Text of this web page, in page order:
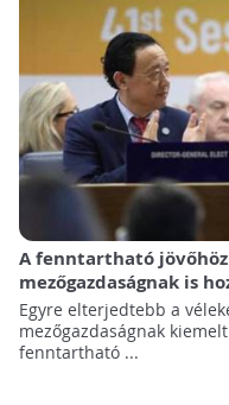
A fenntartható jövőhöz
mezőgazdaságnak is
Egyre elterjedtebb a
mezőgazdaságnak
fenntartható ...